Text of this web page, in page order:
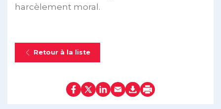
harcèlement moral.
Retour à la liste